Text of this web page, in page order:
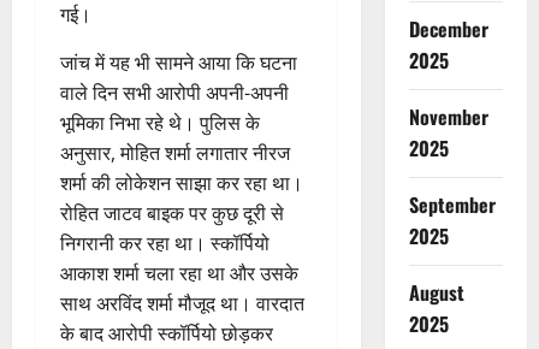
गई।
जांच में यह भी सामने आया कि घटना
वाले दिन सभी आरोपी अपनी-अपनी
भूमिका निभा रहे थे। पुलिस के
अनुसार, मोहित शर्मा लगातार नीरज
शर्मा की लोकेशन साझा कर रहा था।
रोहित जाटव बाइक पर कुछ दूरी से
निगरानी कर रहा था। स्कॉर्पियो
आकाश शर्मा चला रहा था और उसके
साथ अरविंद शर्मा मौजूद था। वारदात
के बाद आरोपी स्कॉर्पियो छोड़कर
December
2025
November
2025
September
2025
August
2025